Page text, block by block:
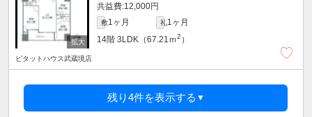
12,000円
敷1ヶ月 礼1ヶ月
14階 3LDK（67.21ｍ2 ）
ピタットハウス武蔵境店
残り4件を表示する ▼